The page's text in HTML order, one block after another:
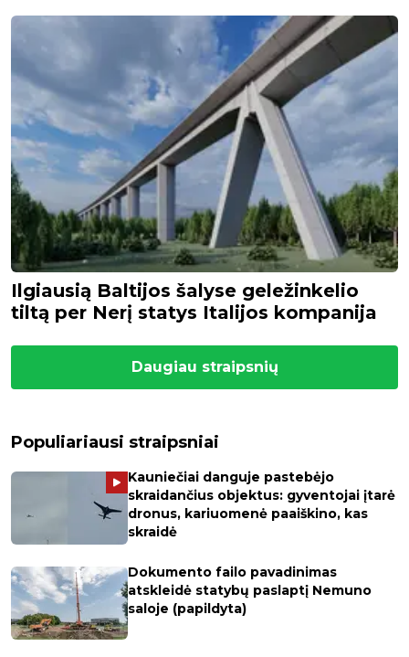
Ilgiausią Baltijos šalyse geležinkelio
tiltą per Nerį statys Italijos kompanija
Daugiau straipsnių
Populiariausi straipsniai
Kauniečiai danguje pastebėjo
skraidančius objektus: gyventojai įtarė
dronus, kariuomenė paaiškino, kas
skraidė
Dokumento failo pavadinimas
atskleidė statybų paslaptį Nemuno
saloje (papildyta)